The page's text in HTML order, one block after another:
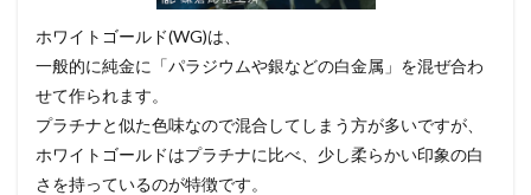
ホワイトゴールド(WG)は、
一般的に純金に「パラジウムや銀などの白金属」を混ぜ合わ
せて作られます。
プラチナと似た色味なので混合してしまう方が多いですが、
ホワイトゴールドはプラチナに比べ、少し柔らかい印象の白
さを持っているのが特徴です。